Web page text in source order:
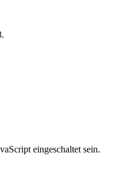
eingeschaltet sein.